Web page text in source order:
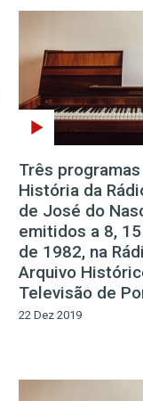
Três
História da
de José do
emitidos a 8,
de 1982, na
Arquivo
Televisão de
22 Dez 2019